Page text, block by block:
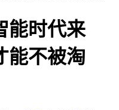
能时代来
能不被淘